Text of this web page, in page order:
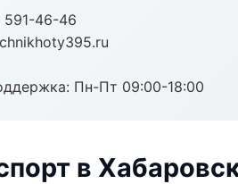
591-46-46
Пн-Пт 09:00-18:00
в